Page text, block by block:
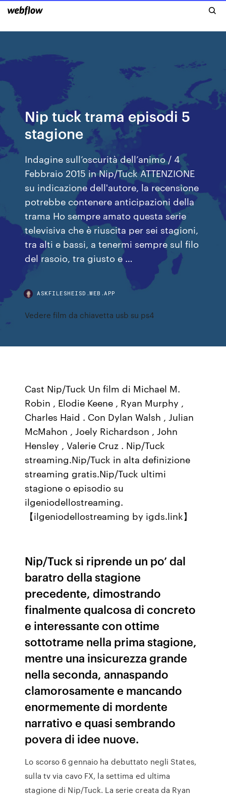
Nip tuck trama episodi 5
stagione
Indagine sull’oscurità dell’animo / 4
Febbraio 2015 in Nip/Tuck ATTENZIONE
su indicazione dell'autore, la recensione
potrebbe contenere anticipazioni della
trama Ho sempre amato questa serie
televisiva che è riuscita per sei stagioni,
tra alti e bassi, a tenermi sempre sul filo
del rasoio, tra giusto e …
ASKFILESHEISD.WEB.APP
Vedere film da chiavetta usb su ps4
Cast Nip/Tuck Un film di Michael M.
Robin , Elodie Keene , Ryan Murphy ,
Charles Haid . Con Dylan Walsh , Julian
McMahon , Joely Richardson , John
Hensley , Valerie Cruz . Nip/Tuck
streaming.Nip/Tuck in alta definizione
streaming gratis.Nip/Tuck ultimi
stagione o episodio su
ilgeniodellostreaming.
【ilgeniodellostreaming by igds.link】
Nip/Tuck si riprende un po’ dal
baratro della stagione
precedente, dimostrando
finalmente qualcosa di concreto
e interessante con ottime
sottotrame nella prima stagione,
mentre una insicurezza grande
nella seconda, annaspando
clamorosamente e mancando
enormemente di mordente
narrativo e quasi sembrando
povera di idee nuove.
Lo scorso 6 gennaio ha debuttato negli States,
sulla tv via cavo FX, la settima ed ultima
stagione di Nip/Tuck. La serie creata da Ryan